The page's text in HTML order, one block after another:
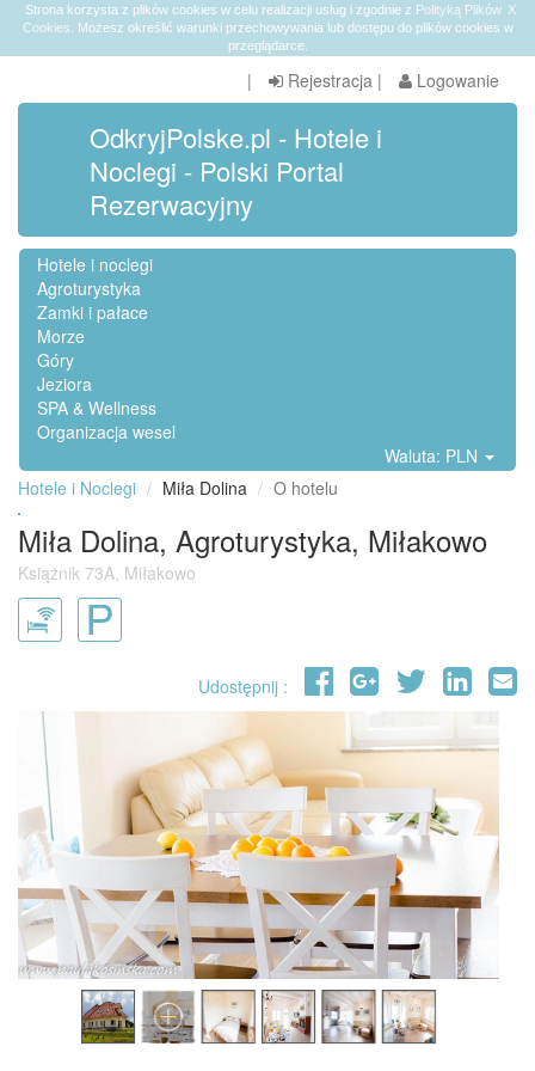
X
Strona korzysta z plików cookies w celu realizacji usług i zgodnie z Polityką Plików
Cookies . Możesz określić warunki przechowywania lub dostępu do plików cookies w
przeglądarce.
| Rejestracja | Logowanie
OdkryjPolske.pl - Hotele i
Noclegi - Polski Portal
Rezerwacyjny
Hotele i noclegi
Agroturystyka
Zamki i pałace
Morze
Góry
Jeziora
SPA & Wellness
Organizacja wesel
Waluta: PLN
Hotele i Noclegi
Miła Dolina O hotelu
Miła Dolina, Agroturystyka, Miłakowo
Książnik 73A, Miłakowo
Udostępnij :